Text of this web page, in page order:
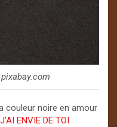
couleur noire en amour
J’AI ENVIE DE TOI